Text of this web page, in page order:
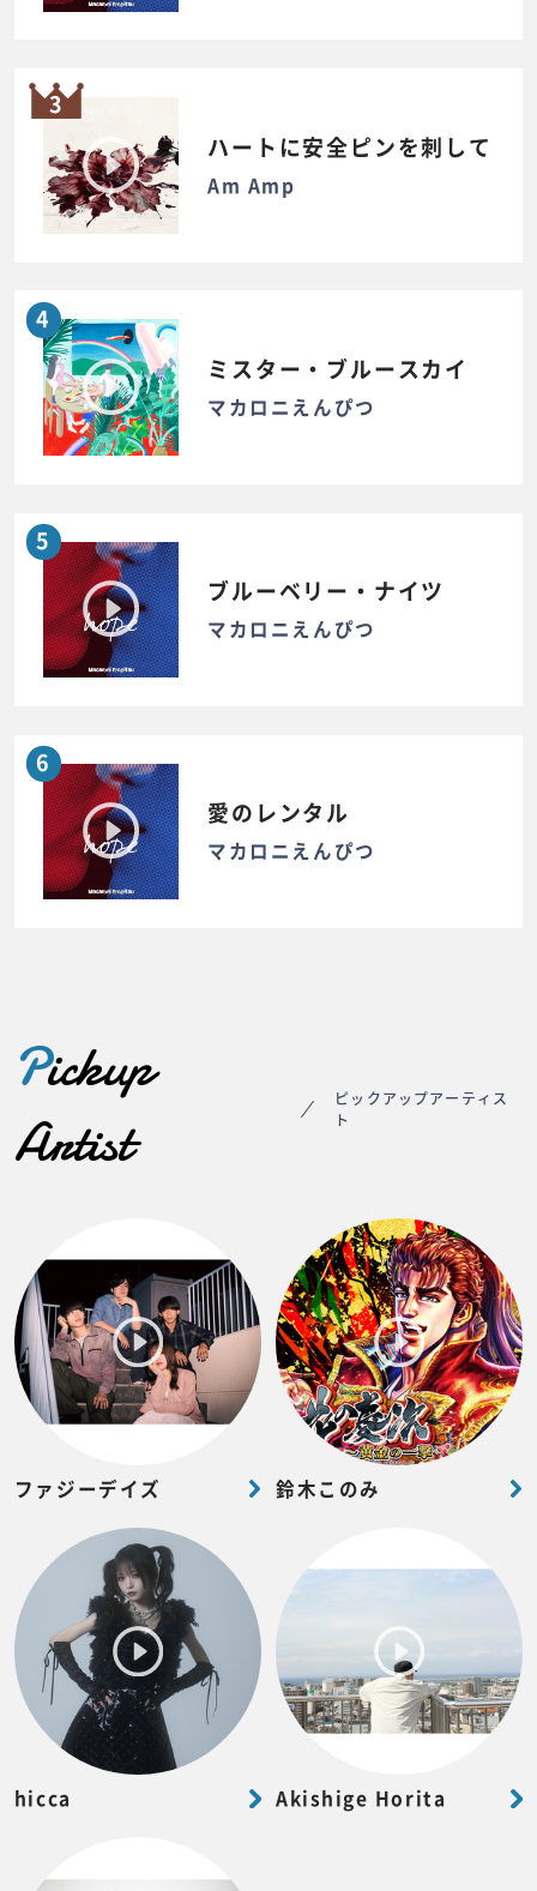
3
ハートに安全ピンを刺して
Am Amp
4
ミスター・ブルースカイ
マカロニえんぴつ
5
ブルーベリー・ナイツ
マカロニえんぴつ
6
愛のレンタル
マカロニえんぴつ
Pickup
Artist
ピックアップアーティス
ト
ファジーデイズ 鈴木このみ
hicca Akishige Horita